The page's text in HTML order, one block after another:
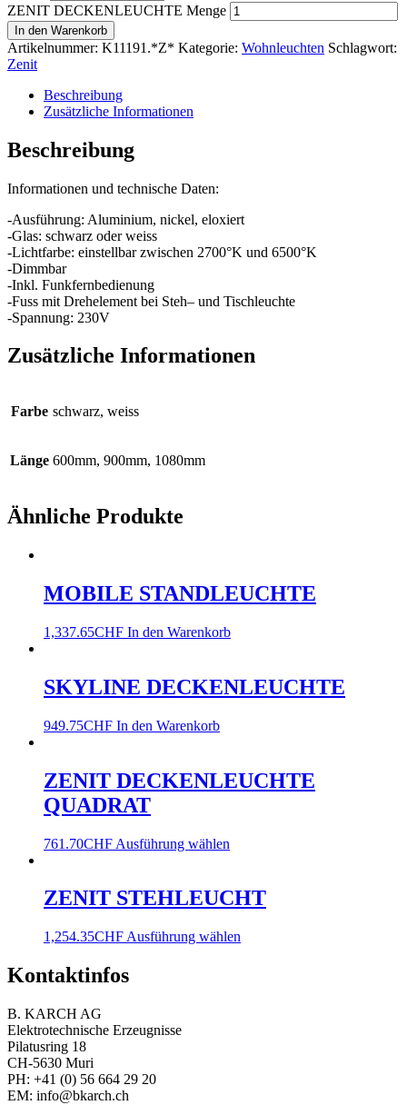
ZENIT DECKENLEUCHTE Menge
In den Warenkorb
Artikelnummer: K11191.*Z* Kategorie: Wohnleuchten Schlagwort:
Zenit
Beschreibung
Zusätzliche Informationen
Beschreibung
Informationen und technische Daten:
-Ausführung: Aluminium, nickel, eloxiert
-Glas: schwarz oder weiss
-Lichtfarbe: einstellbar zwischen 2700°K und 6500°K
-Dimmbar
-Inkl. Funkfernbedienung
-Fuss mit Drehelement bei Steh– und Tischleuchte
-Spannung: 230V
Zusätzliche Informationen
Farbe schwarz, weiss
Länge 600mm, 900mm, 1080mm
Ähnliche Produkte
MOBILE STANDLEUCHTE
1,337.65CHF In den Warenkorb
SKYLINE DECKENLEUCHTE
949.75CHF In den Warenkorb
ZENIT DECKENLEUCHTE
QUADRAT
761.70CHF Ausführung wählen
ZENIT STEHLEUCHT
1,254.35CHF Ausführung wählen
Kontaktinfos
B. KARCH AG
Elektrotechnische Erzeugnisse
Pilatusring 18
CH-5630 Muri
PH: +41 (0) 56 664 29 20
EM: info@bkarch.ch